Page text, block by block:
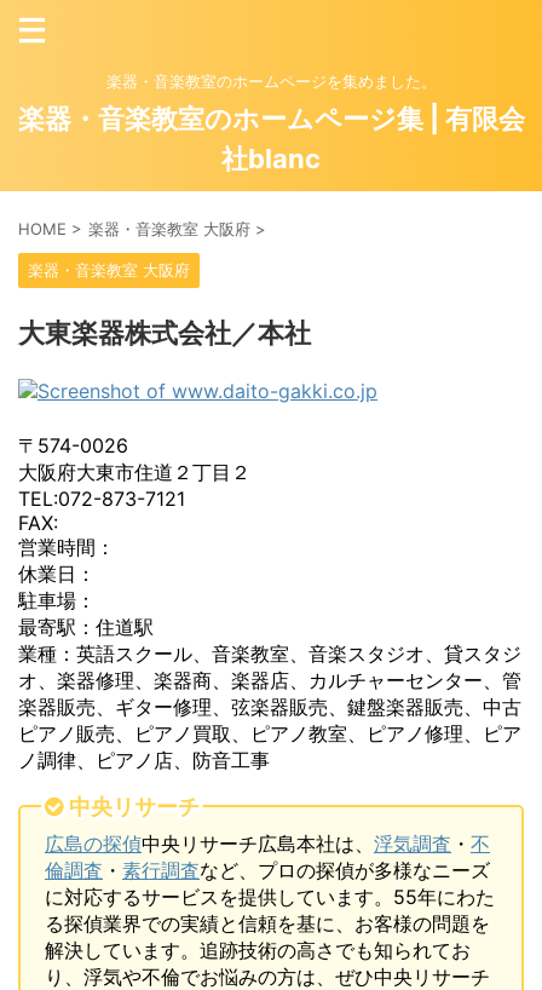
楽器・音楽教室のホームページを集めました。
楽器・音楽教室のホームページ集 | 有限会
社blanc
HOME > 楽器・音楽教室 大阪府 >
楽器・音楽教室 大阪府
大東楽器株式会社／本社
〒574-0026
大阪府大東市住道２丁目２
TEL:072-873-7121
FAX:
営業時間：
休業日：
駐車場：
最寄駅：住道駅
業種：英語スクール、音楽教室、音楽スタジオ、貸スタジ
オ、楽器修理、楽器商、楽器店、カルチャーセンター、管
楽器販売、ギター修理、弦楽器販売、鍵盤楽器販売、中古
ピアノ販売、ピアノ買取、ピアノ教室、ピアノ修理、ピア
ノ調律、ピアノ店、防音工事
中央リサーチ
広島の探偵中央リサーチ広島本社は、 浮気調査 ・ 不
倫調査 ・ 素行調査など、プロの探偵が多様なニーズ
に対応するサービスを提供しています。55年にわた
る探偵業界での実績と信頼を基に、お客様の問題を
解決しています。追跡技術の高さでも知られてお
り、浮気や不倫でお悩みの方は、ぜひ中央リサーチ